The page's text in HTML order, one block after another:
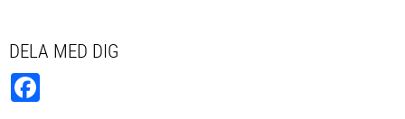
DELA MED DIG